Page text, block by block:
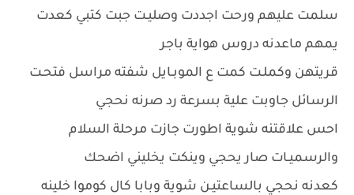
سلمت عليهم ورحت اجددت وصليـت جبت كتبي كعدت
يمهم ماعدنه دروس هواية باجر
قريتهن وكملـت كمت ع الموبـايل شفته مراسل فتحـت
الرسائل جاوبت علية بسرعة رد صرنه نحجي
احس علاقتنه شوية اطورت جازت مرحلة السلام
والرسميـات صار يحجي وينكت يخليني اضحك
كعدنه نحجي بالساعتيـن شوية وبابا كال كوموا خلينه